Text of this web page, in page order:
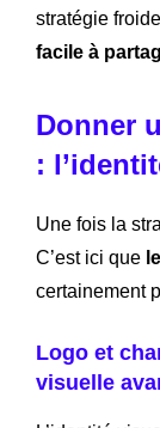
stratégie
facile à
Donner
:
Une fois la
C’est ici que
certainement
Logo et
visuelle